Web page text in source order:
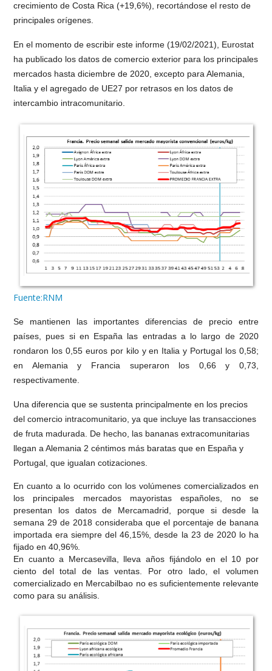
crecimiento de Costa Rica (+19,6%), recortándose el resto de
principales orígenes.
En el momento de escribir este informe (19/02/2021), Eurostat
ha publicado los datos de comercio exterior para los principales
mercados hasta diciembre de 2020, excepto para Alemania,
Italia y el agregado de UE27 por retrasos en los datos de
intercambio intracomunitario.
Fuente:RNM
Se mantienen las importantes diferencias de precio entre
países, pues si en España las entradas a lo largo de 2020
rondaron los 0,55 euros por kilo y en Italia y Portugal los 0,58;
en Alemania y Francia superaron los 0,66 y 0,73,
respectivamente.
Una diferencia que se sustenta principalmente en los precios
del comercio intracomunitario, ya que incluye las transacciones
de fruta madurada. De hecho, las bananas extracomunitarias
llegan a Alemania 2 céntimos más baratas que en España y
Portugal, que igualan cotizaciones.
En cuanto a lo ocurrido con los volúmenes comercializados en
los principales mercados mayoristas españoles, no se
presentan los datos de Mercamadrid, porque si desde la
semana 29 de 2018 consideraba que el porcentaje de banana
importada era siempre del 46,15%, desde la 23 de 2020 lo ha
fijado en 40,96%.
En cuanto a Mercasevilla, lleva años fijándolo en el 10 por
ciento del total de las ventas. Por otro lado, el volumen
comercializado en Mercabilbao no es suficientemente relevante
como para su análisis.